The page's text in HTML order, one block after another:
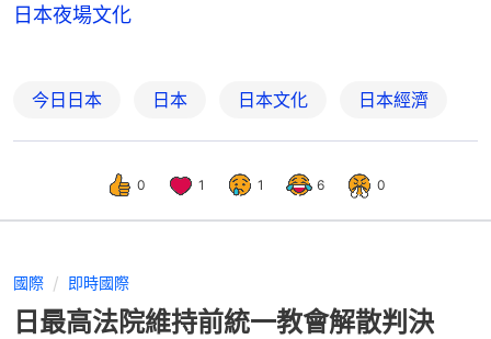
日本夜場文化
今日日本 日本 日本文化 日本經濟
0 1 1 6 0
國際 即時國際
日最高法院維持前統一教會解散判決